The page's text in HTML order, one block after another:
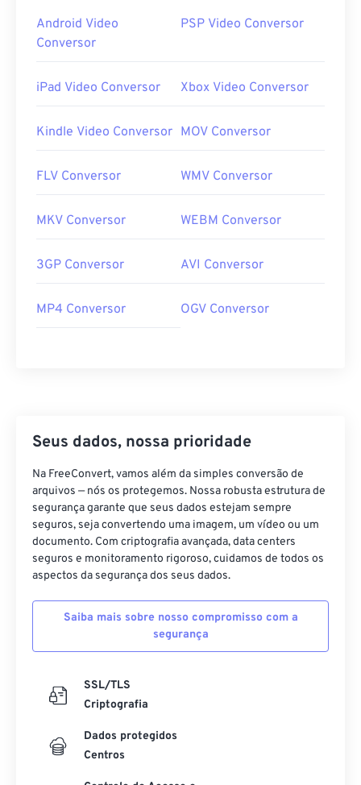
Android Video
Conversor
PSP Video Conversor
iPad Video Conversor Xbox Video Conversor
Kindle Video Conversor MOV Conversor
FLV Conversor WMV Conversor
MKV Conversor WEBM Conversor
3GP Conversor AVI Conversor
MP4 Conversor OGV Conversor
Seus dados, nossa prioridade
Na FreeConvert, vamos além da simples conversão de
arquivos — nós os protegemos. Nossa robusta estrutura de
segurança garante que seus dados estejam sempre
seguros, seja convertendo uma imagem, um vídeo ou um
documento. Com criptografia avançada, data centers
seguros e monitoramento rigoroso, cuidamos de todos os
aspectos da segurança dos seus dados.
Saiba mais sobre nosso compromisso com a
segurança
SSL/TLS
Criptografia
Dados protegidos
Centros